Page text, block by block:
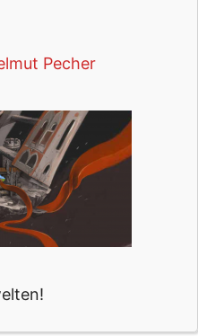
Pecher